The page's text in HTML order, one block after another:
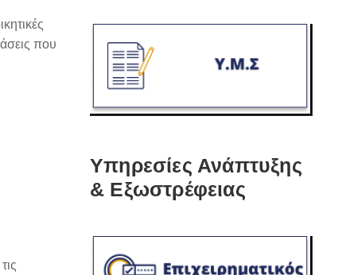
που
Υπηρεσίες Ανάπτυξης
& Εξωστρέφειας